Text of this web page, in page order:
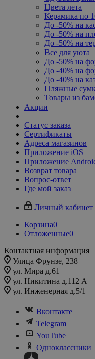
Цвета лета
Керамика по
До -50% на
До -50% на
До -50% на
Все для уюта
До -50% на
До -40% на
До -40% на
Пляжные
Товары из
Акции
Статус заказа
Сертификаты
Адреса магазинов
Приложение iOS
Приложение
Возврат товара
Вопрос-ответ
Где мой заказ
Личный кабинет
Корзина0
Отложенные0
Контактная информация
Улица Фрунзе, 238​
ул. Мира д.61
ул. Никитина д.112 А
ул. Инженерная д.5/1
Вконтакте
Telegram
YouTube
Одноклассники